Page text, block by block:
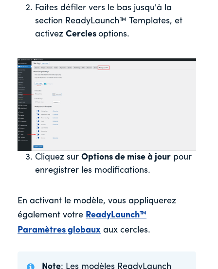
Faites défiler vers le bas jusqu'à la
section ReadyLaunch™ Templates, et
activez Cercles options.
Cliquez sur Options de mise à jour pour
enregistrer les modifications.
En activant le modèle, vous appliquerez
également votre ReadyLaunch™
Paramètres globaux aux cercles.
Note: Les modèles ReadyLaunch